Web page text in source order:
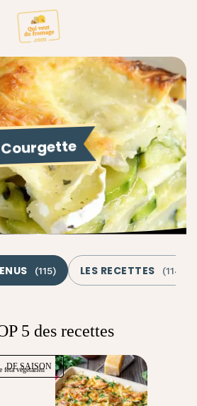
Courgette
(115) LES RECETTES (114
5 des recettes
DE SAISON
feta végétarien